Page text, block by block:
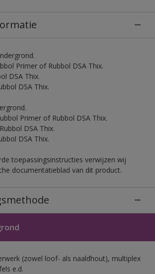
Primer of Rubbol DSA Thix.
DSA Thix.
DSA Thix.
Primer of Rubbol DSA Thix.
DSA Thix.
DSA Thix.
toepassingsinstructies verwijzen wij
documentatieblad van dit product.
(zowel loof- als naaldhout), multiplex
e.d.